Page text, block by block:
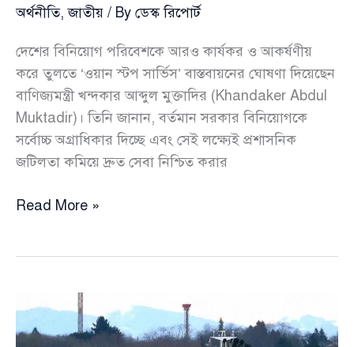
অর্থনীতি,জাতীয় / By ডেস্ক রিপোর্ট
দেশের বিনিয়োগ পরিবেশকে আরও কার্যকর ও আকর্ষণীয়
করে তুলতে ‘ওয়ান স্টপ সার্ভিস’ বাস্তবায়নের ঘোষণা দিয়েছেন
বাণিজ্যমন্ত্রী খন্দকার আব্দুল মুক্তাদির (Khandaker Abdul
Muktadir)। তিনি জানান, বর্তমান সরকার বিনিয়োগকে
সর্বোচ্চ অগ্রাধিকার দিচ্ছে এবং সেই লক্ষ্যেই প্রশাসনিক
জটিলতা কমিয়ে দ্রুত সেবা নিশ্চিত করার
বিনিয়োগে
সার্ভিস’
কার্যকর
Read More »